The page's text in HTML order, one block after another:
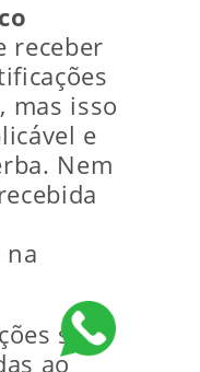
receber
mas isso
e
Nem
na
são
ao